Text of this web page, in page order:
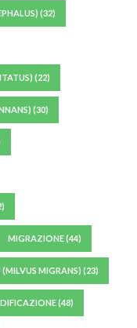
(32)
(22)
(30)
MIGRAZIONE(44)
MIGRANS) (23)
(48)